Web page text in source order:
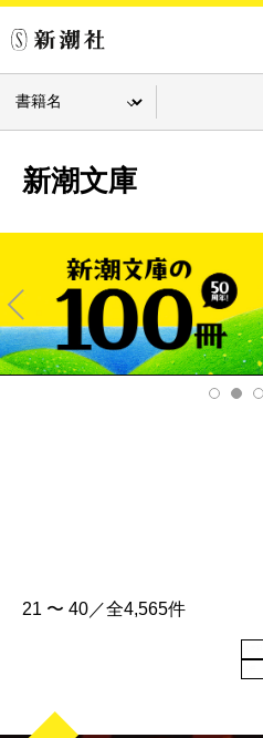
新潮文庫
Pre
v
21 〜 40／全4,565件